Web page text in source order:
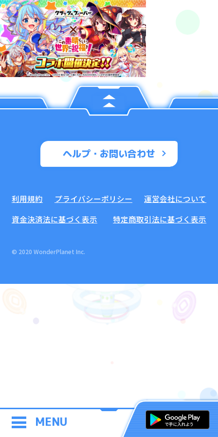
MENU
ヘルプ・お問い合わせ
利用規約 プライバシーポリシー
運営会社について
資金決済法に基づく表示
特定商取引法に基づく表示
© 2020 WonderPlanet Inc.